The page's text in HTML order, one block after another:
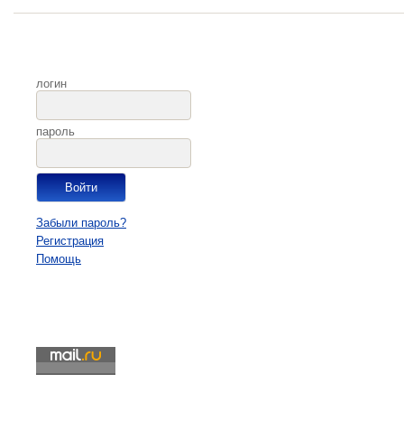
логин
пароль
Забыли пароль?
Регистрация
Помощь